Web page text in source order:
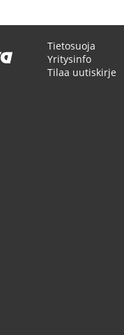
Tietosuoja
Yritysinfo
Tilaa uutiskirje